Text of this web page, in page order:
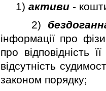
1) активи -
2)
iнформацiї про
про вiдповiднiсть
вiдсутнiсть
законом порядку;